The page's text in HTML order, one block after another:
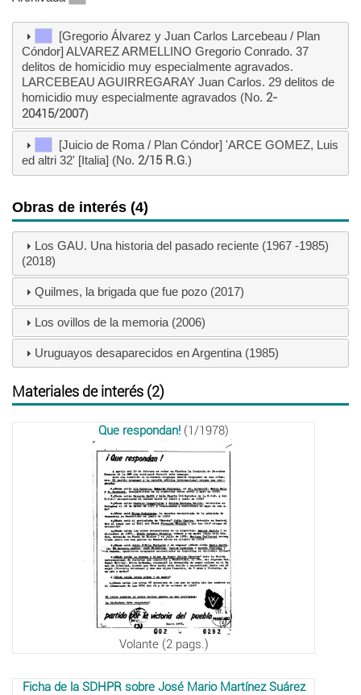
[Gregorio Álvarez y Juan Carlos Larcebeau / Plan
Cóndor] ALVAREZ ARMELLINO Gregorio Conrado. 37
delitos de homicidio muy especialmente agravados.
LARCEBEAU AGUIRREGARAY Juan Carlos. 29 delitos de
homicidio muy especialmente agravados (No. 2-
20415/2007)
[Juicio de Roma / Plan Cóndor] 'ARCE GOMEZ, Luis
ed altri 32' [Italia] (No. 2/15 R.G.)
Obras de interés (4)
Los GAU. Una historia del pasado reciente (1967 -1985)
(2018)
Quilmes, la brigada que fue pozo (2017)
Los ovillos de la memoria (2006)
Uruguayos desaparecidos en Argentina (1985)
Materiales de interés (2)
Que respondan! (1/1978)
Volante (2 pags.)
Ficha de la SDHPR sobre José Mario Martínez Suárez